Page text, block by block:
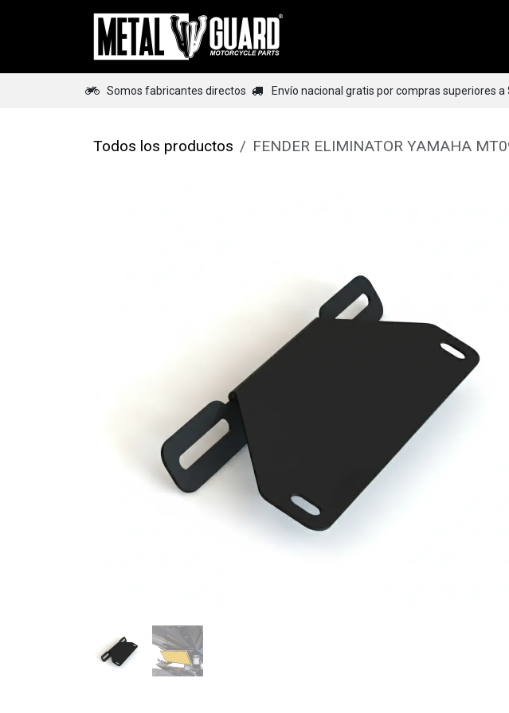
Ir al contenido
Somos fabricantes directos Envío nacional gratis por compras superiores a
Todos los productos FENDER ELIMINATOR YAMAHA